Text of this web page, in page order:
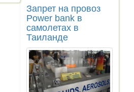
Запрет на провоз
Power bank в
самолетах в
Таиланде